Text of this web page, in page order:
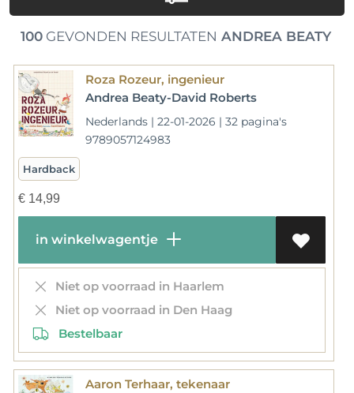
100GEVONDEN RESULTATEN ANDREA BEATY
Roza Rozeur, ingenieur
Andrea Beaty-David Roberts
Nederlands | 22-01-2026 | 32 pagina's
9789057124983
Hardback
€14,99
in winkelwagentje
Niet op voorraad in Haarlem
Niet op voorraad in Den Haag
Bestelbaar
Aaron Terhaar, tekenaar